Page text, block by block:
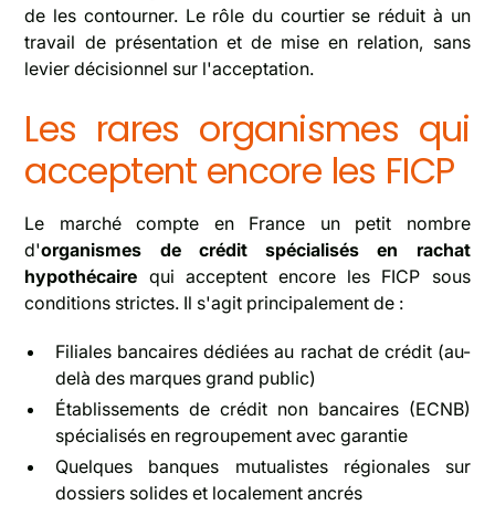
de les contourner. Le rôle du courtier se réduit à un
travail de présentation et de mise en relation, sans
levier décisionnel sur l'acceptation.
Les rares organismes qui
acceptent encore les FICP
Le marché compte en France un petit nombre
d'organismes de crédit spécialisés en rachat
hypothécaire qui acceptent encore les FICP sous
conditions strictes. Il s'agit principalement de :
Filiales bancaires dédiées au rachat de crédit (au-
delà des marques grand public)
Établissements de crédit non bancaires (ECNB)
spécialisés en regroupement avec garantie
Quelques banques mutualistes régionales sur
dossiers solides et localement ancrés